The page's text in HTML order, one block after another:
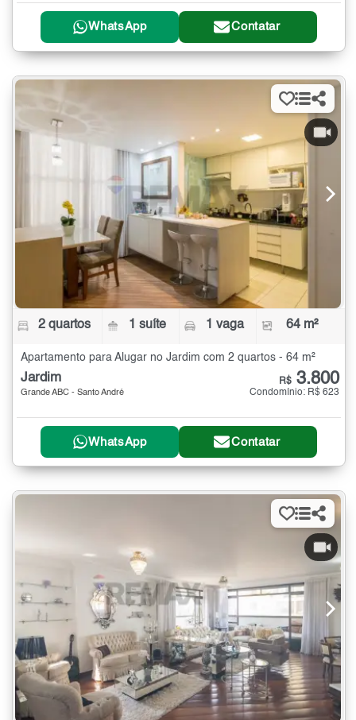
WhatsApp Contatar
2 quartos 1 suíte 1 vaga 64 m²
Apartamento para Alugar no Jardim com 2 quartos - 64 m²
Jardim
Grande ABC - Santo André
R$ 3.800
Condomínio: R$ 623
WhatsApp Contatar